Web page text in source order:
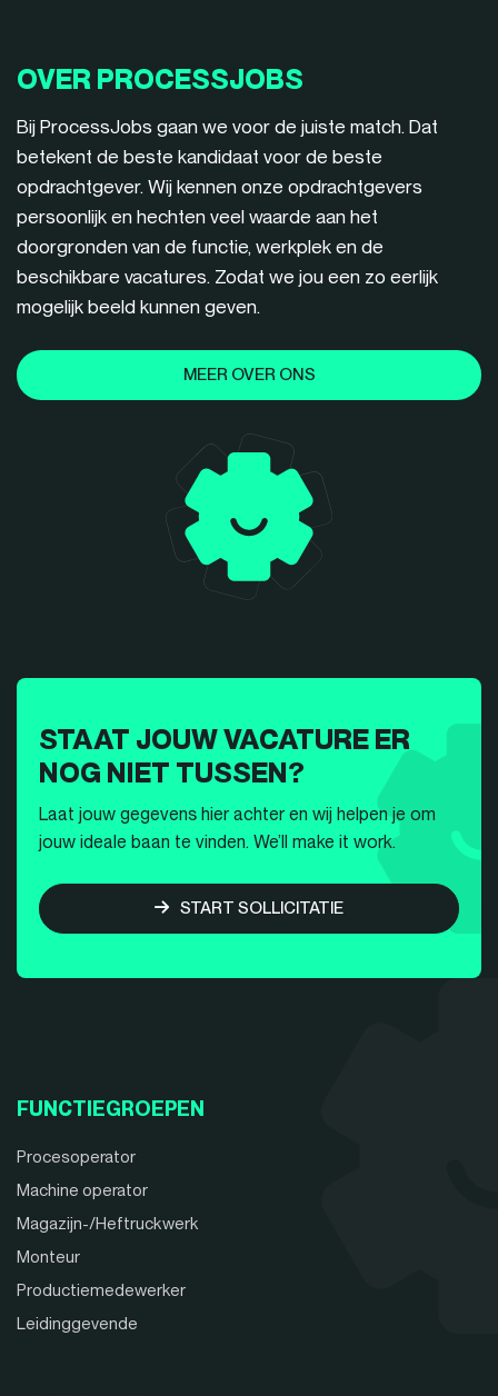
OVER PROCESSJOBS
Bij ProcessJobs gaan we voor de juiste match. Dat
betekent de beste kandidaat voor de beste
opdrachtgever. Wij kennen onze opdrachtgevers
persoonlijk en hechten veel waarde aan het
doorgronden van de functie, werkplek en de
beschikbare vacatures. Zodat we jou een zo eerlijk
mogelijk beeld kunnen geven.
MEER OVER ONS
STAAT JOUW VACATURE ER
NOG NIET TUSSEN?
Laat jouw gegevens hier achter en wij helpen je om
jouw ideale baan te vinden. We’ll make it work.
START SOLLICITATIE
FUNCTIEGROEPEN
Procesoperator
Machine operator
Magazijn-/Heftruckwerk
Monteur
Productiemedewerker
Leidinggevende